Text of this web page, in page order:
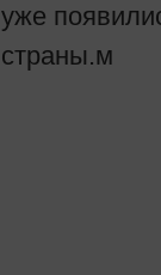
уже
страны.м